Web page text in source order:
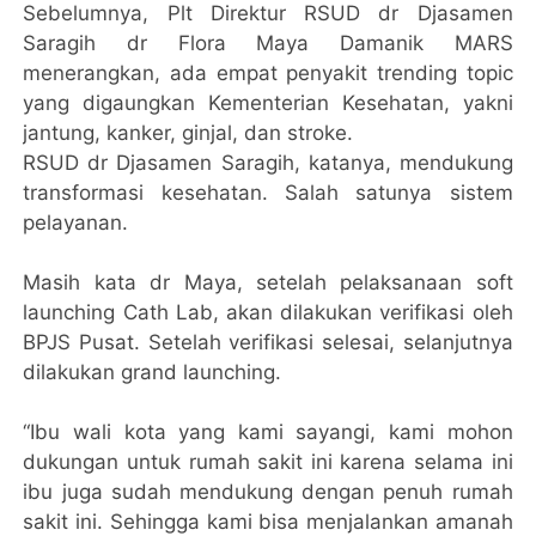
Sebelumnya, Plt Direktur RSUD dr Djasamen
Saragih dr Flora Maya Damanik MARS
menerangkan, ada empat penyakit trending topic
yang digaungkan Kementerian Kesehatan, yakni
jantung, kanker, ginjal, dan stroke.
RSUD dr Djasamen Saragih, katanya, mendukung
transformasi kesehatan. Salah satunya sistem
pelayanan.
Masih kata dr Maya, setelah pelaksanaan soft
launching Cath Lab, akan dilakukan verifikasi oleh
BPJS Pusat. Setelah verifikasi selesai, selanjutnya
dilakukan grand launching.
“Ibu wali kota yang kami sayangi, kami mohon
dukungan untuk rumah sakit ini karena selama ini
ibu juga sudah mendukung dengan penuh rumah
sakit ini. Sehingga kami bisa menjalankan amanah